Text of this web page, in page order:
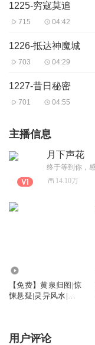
1225-穷寇莫追
715 04:42
1226-抵达神魔城
703 04:29
1227-昔日秘密
701 04:55
主播信息
月下声花
14.10万
【免费】黄泉归图|惊
悚悬疑|灵异风水|盗
用户评论